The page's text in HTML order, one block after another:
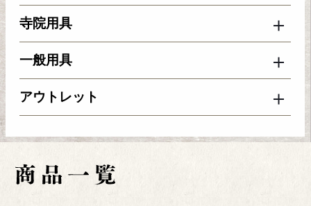
寺院用具
一般用具
アウトレット